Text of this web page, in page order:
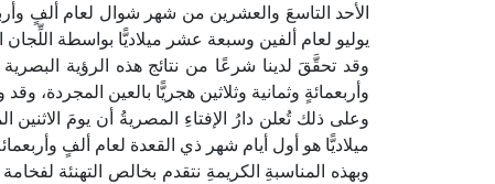
الأحد التاسعَ والعشرين من شهر شوال لعام ألفٍ
يوليو لعام ألفين وسبعة عشر ميلاديًّا بواسطة
وقد تحقَّقَ لدينا شرعًا من نتائج هذه الرؤية
وأربعمائةٍ وثمانية وثلاثين هجريًّا بالعين المجردة،
وعلى ذلك تُعلن دارُ الإفتاءِ المصريةُ أن يومَ
ميلاديًّا هو أول أيام شهر ذي القعدة لعام ألفٍ
وبهذه المناسبةِ الكريمةِ نتقدم بخالص التهنئة